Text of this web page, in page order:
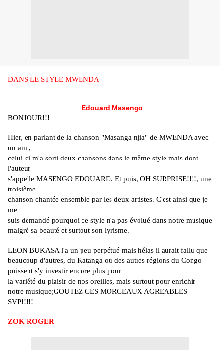
DANS LE STYLE MWENDA
Edouard Masengo
BONJOUR!!!
Hier, en parlant de la chanson "Masanga njia" de MWENDA avec
un ami,
celui-ci m'a sorti deux chansons dans le même style mais dont
l'auteur
s'appelle MASENGO EDOUARD. Et puis, OH SURPRISE!!!!, une
troisième
chanson chantée ensemble par les deux artistes. C'est ainsi que je
me
suis demandé pourquoi ce style n'a pas évolué dans notre musique
malgré sa beauté et surtout son lyrisme.
LEON BUKASA l'a un peu perpétué mais hélas il aurait fallu que
beaucoup d'autres, du Katanga ou des autres régions du Congo
puissent s'y investir encore plus pour
la variété du plaisir de nos oreilles, mais surtout pour enrichir
notre musique;GOUTEZ CES MORCEAUX AGREABLES
SVP!!!!!
ZOK ROGER